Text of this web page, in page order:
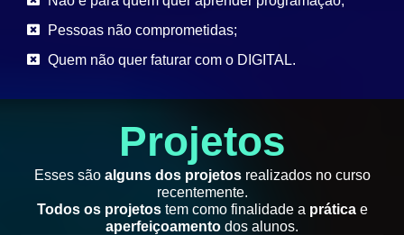
Pessoas não comprometidas;
Quem não quer faturar com o DIGITAL.
Projetos
Esses sãoalguns dos projetosrealizados no curso
recentemente.
Todos os projetos tem como finalidade a prática e
aperfeiçoamento dos alunos.